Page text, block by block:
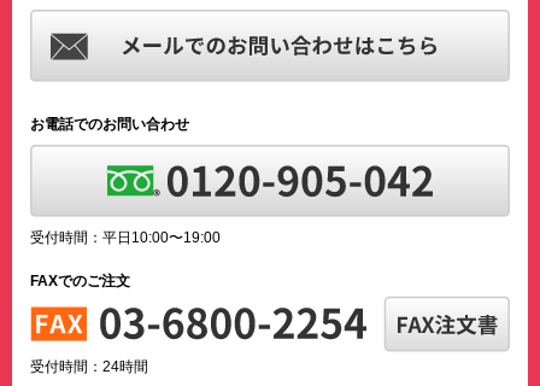
お電話でのお問い合わせ
受付時間：平日10:00〜19:00
FAXでのご注文
受付時間：24時間